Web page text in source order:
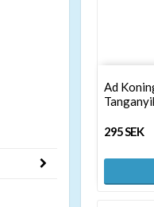
Ad
295 SEK